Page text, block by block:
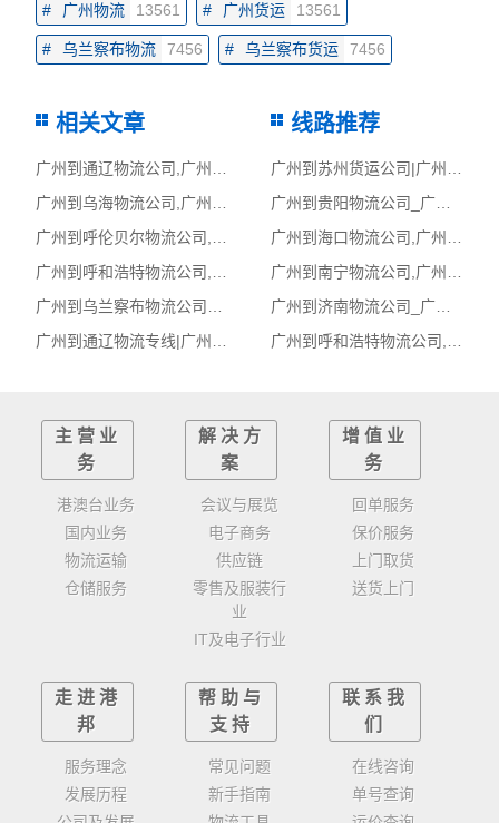
# 广州物流 13561 # 广州货运 13561
# 乌兰察布物流 7456 # 乌兰察布货运 7456
相关文章 线路推荐
主营业
务
港澳台业务
国内业务
物流运输
仓储服务
解决方
案
会议与展览
电子商务
供应链
零售及服装行
业
IT及电子行业
增值业
务
回单服务
保价服务
上门取货
送货上门
走进港
邦
服务理念
发展历程
帮助与
支持
常见问题
新手指南
联系我
们
在线咨询
单号查询